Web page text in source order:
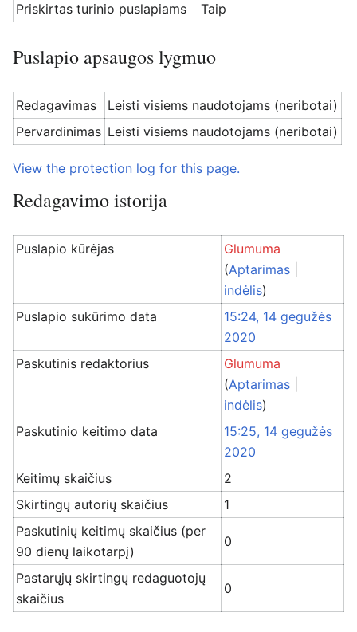
Priskirtas turinio puslapiams
Taip
Puslapio apsaugos lygmuo
Redagavimas
Leisti visiems naudotojams (neribotai)
Pervardinimas Leisti visiems naudotojams (neribotai)
View the protection log for this page.
Redagavimo istorija
Puslapio kūrėjas
Glumuma
(Aptarimas
indėlis)
Puslapio sukūrimo data
15:24, 14 gegužės
2020
Paskutinis redaktorius
Glumuma
(Aptarimas
indėlis)
Paskutinio keitimo data
15:25, 14 gegužės
2020
Keitimų skaičius
2
Skirtingų autorių skaičius
1
Paskutinių keitimų skaičius (per
90 dienų laikotarpį)
0
Pastarųjų skirtingų redaguotojų
skaičius
0